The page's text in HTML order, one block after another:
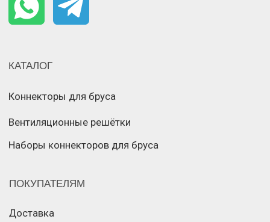
Позвонить
© Все права защищены